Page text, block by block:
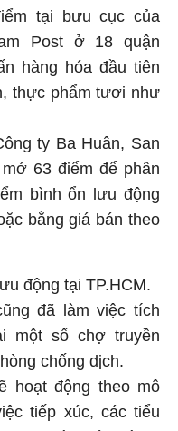
tại bưu cục của
Post ở 18 quận
hàng hóa đầu tiên
thực phẩm tươi như
ty Ba Huân, San
63 điểm để phân
bình ổn lưu động
bằng giá bán theo
động tại TP.HCM.
đã làm việc tích
một số chợ truyền
chống dịch.
hoạt động theo mô
tiếp xúc, các tiểu